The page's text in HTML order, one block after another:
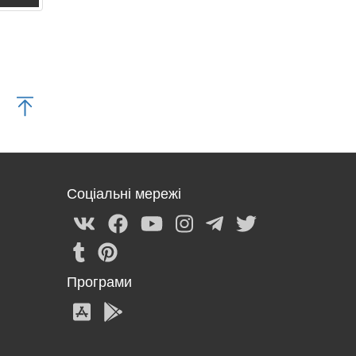
Соціальні мережі
Програми